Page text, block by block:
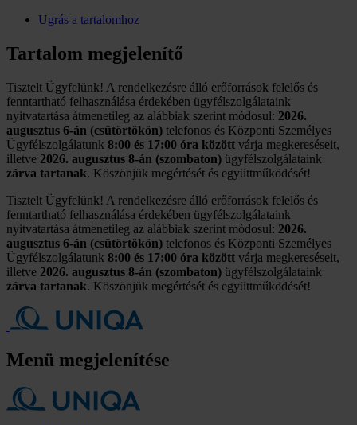
Ugrás a tartalomhoz
Tartalom megjelenítő
Tisztelt Ügyfelünk! A rendelkezésre álló erőforrások felelős és
fenntartható felhasználása érdekében ügyfélszolgálataink
nyitvatartása átmenetileg az alábbiak szerint módosul: 2026.
augusztus 6-án (csütörtökön) telefonos és Központi Személyes
Ügyfélszolgálatunk 8:00 és 17:00 óra között várja megkereséseit,
illetve 2026. augusztus 8-án (szombaton) ügyfélszolgálataink
zárva tartanak. Köszönjük megértését és együttműködését!
Tisztelt Ügyfelünk! A rendelkezésre álló erőforrások felelős és
fenntartható felhasználása érdekében ügyfélszolgálataink
nyitvatartása átmenetileg az alábbiak szerint módosul: 2026.
augusztus 6-án (csütörtökön) telefonos és Központi Személyes
Ügyfélszolgálatunk 8:00 és 17:00 óra között várja megkereséseit,
illetve 2026. augusztus 8-án (szombaton) ügyfélszolgálataink
zárva tartanak. Köszönjük megértését és együttműködését!
Menü megjelenítése